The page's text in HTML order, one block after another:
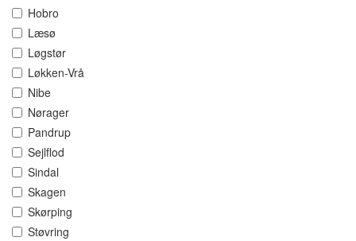
Hobro
Læsø
Løgstør
Løkken-Vrå
Nibe
Nørager
Pandrup
Sejlflod
Sindal
Skagen
Skørping
Støvring